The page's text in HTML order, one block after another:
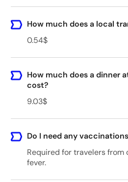
How much does a local
0.54$
How much does a dinner
cost?
9.03$
Do I need any
Required for travelers from
fever.